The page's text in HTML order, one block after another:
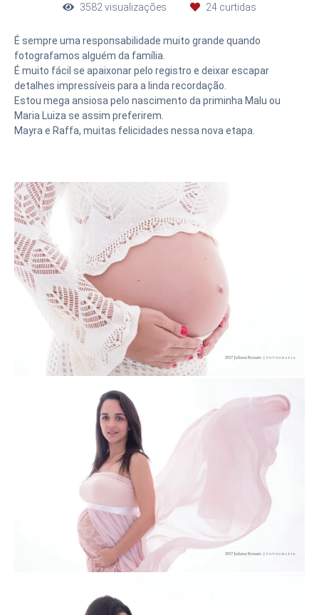
3582 visualizações 24 curtidas
É sempre uma responsabilidade muito grande quando
fotografamos alguém da família.
É muito fácil se apaixonar pelo registro e deixar escapar
detalhes impressíveis para a linda recordação.
Estou mega ansiosa pelo nascimento da priminha Malu ou
Maria Luiza se assim preferirem.
Mayra e Raffa, muitas felicidades nessa nova etapa.